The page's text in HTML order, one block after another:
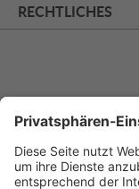
RECHTLICHES
ÜBER